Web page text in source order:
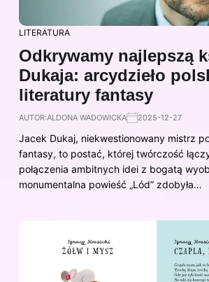
LITERATURA
Odkrywamy najlepszą
Dukaja: arcydzieło
literatury fantasy
AUTOR:ALDONA WADOWICKA 2025-12-27
Jacek Dukaj, niekwestionowany mistrz
fantasy, to postać, której twórczość
połączenia ambitnych idei z bogatą
monumentalna powieść „Lód” zdobyła…